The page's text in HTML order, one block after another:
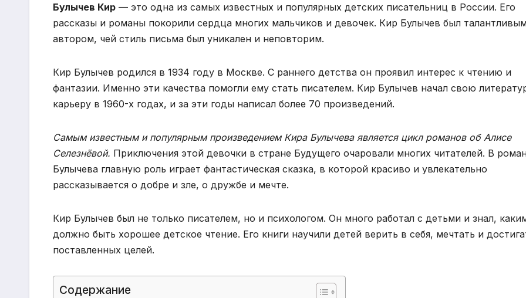
Булычев Кир — это одна из самых известных и популярных детских писательниц в России. Его
рассказы и романы покорили сердца многих мальчиков и девочек. Кир Булычев был
автором, чей стиль письма был уникален и неповторим.
Кир Булычев родился в 1934 году в Москве. С раннего детства он проявил интерес к чтению и
фантазии. Именно эти качества помогли ему стать писателем. Кир Булычев начал свою
карьеру в 1960-х годах, и за эти годы написал более 70 произведений.
Самым известным и популярным произведением Кира Булычева является цикл романов об Алисе
Селезнёвой. Приключения этой девочки в стране Будущего очаровали многих читателей. В
Булычева главную роль играет фантастическая сказка, в которой красиво и увлекательно
рассказывается о добре и зле, о дружбе и мечте.
Кир Булычев был не только писателем, но и психологом. Он много работал с детьми и знал,
должно быть хорошее детское чтение. Его книги научили детей верить в себя, мечтать и
поставленных целей.
Содержание